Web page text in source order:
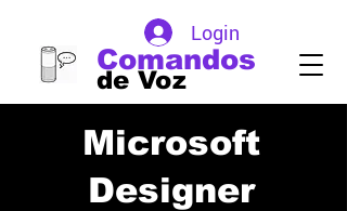
de Voz
Comandos
Login
Microsoft
Designer